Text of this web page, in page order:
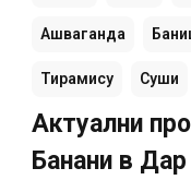
Ашваганда
Тирамису Суши
Актуални
Банани в Дар